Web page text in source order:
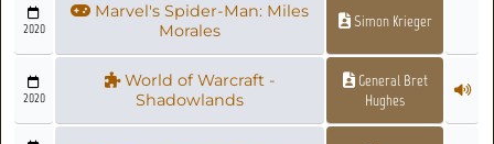
2020
Marvel's Spider-Man: Miles
Morales
Simon Krieger
2020
World of Warcraft -
Shadowlands
General Bret
Hughes